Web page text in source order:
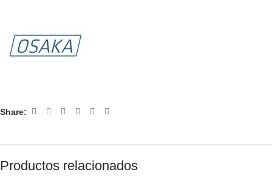
Share:
Productos relacionados